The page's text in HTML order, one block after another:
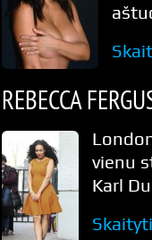
REBECCA
vienu
Karl